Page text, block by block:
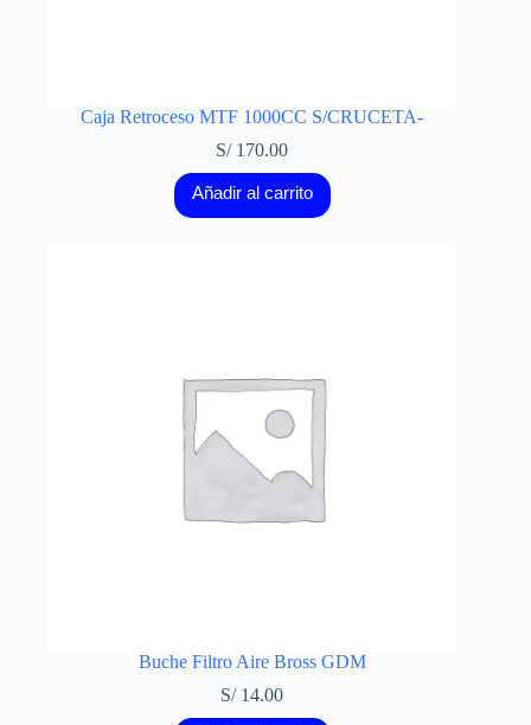
Caja Retroceso MTF 1000CC S/CRUCETA-
S/170.00
Añadir al carrito
Buche Filtro Aire Bross GDM
S/14.00